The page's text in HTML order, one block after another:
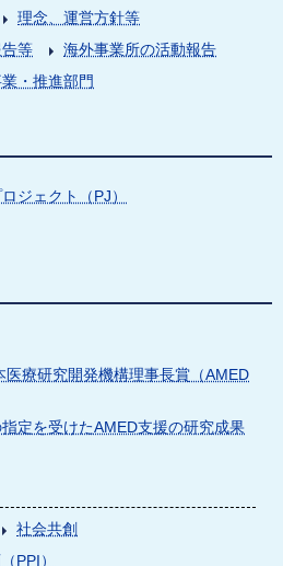
理念、運営方針等
等
海外事業所の活動報告
・推進部門
ジェクト（PJ）
医療研究開発機構理事長賞（AMED
定を受けたAMED支援の研究成果
社会共創
PPI）